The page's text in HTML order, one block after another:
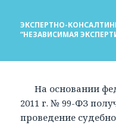
ЭКСПЕРТНО-
“НЕЗАВИСИМАЯ
На основании
2011 г. № 99-ФЗ
проведение